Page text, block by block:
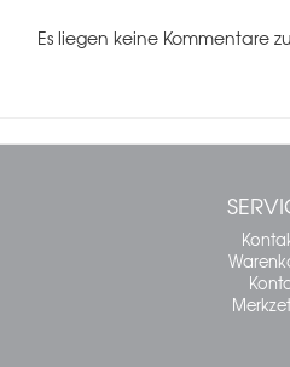
Es liegen keine Kommentare